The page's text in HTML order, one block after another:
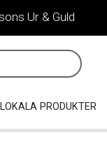
Ur & Guld
LOKALA PRODUKTER